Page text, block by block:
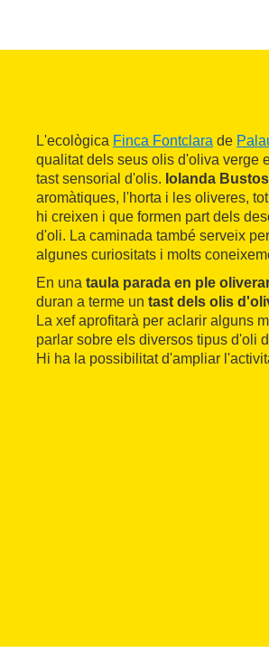
L'ecològica Finca Fontclara de
qualitat dels seus olis d'oliva verge
tast sensorial d'olis. Iolanda Bustos
aromàtiques, l'horta i les oliveres,
hi creixen i que formen part dels
d'oli. La caminada també serveix
algunes curiositats i molts
En una taula parada en ple
duran a terme un tast dels olis
La xef aprofitarà per aclarir alguns
parlar sobre els diversos tipus d'oli
Hi ha la possibilitat d'ampliar